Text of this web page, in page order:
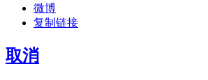
微博
复制链接
取消